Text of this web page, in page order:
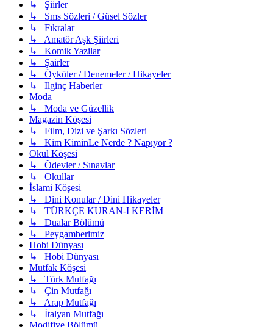
↳ Şiirler
↳ Sms Sözleri / Güsel Sözler
↳ Fıkralar
↳ Amatör Aşk Şiirleri
↳ Komik Yazilar
↳ Şairler
↳ Öyküler / Denemeler / Hikayeler
↳ Ilginç Haberler
Moda
↳ Moda ve Güzellik
Magazin Köşesi
↳ Film, Dizi ve Şarkı Sözleri
↳ Kim KiminLe Nerde ? Napıyor ?
Okul Köşesi
↳ Ödevler / Sınavlar
↳ Okullar
İslami Köşesi
↳ Dini Konular / Dini Hikayeler
↳ TÜRKÇE KURAN-I KERİM
↳ Dualar Bölümü
↳ Peygamberimiz
Hobi Dünyası
↳ Hobi Dünyası
Mutfak Köşesi
↳ Türk Mutfağı
↳ Çin Mutfağı
↳ Arap Mutfağı
↳ İtalyan Mutfağı